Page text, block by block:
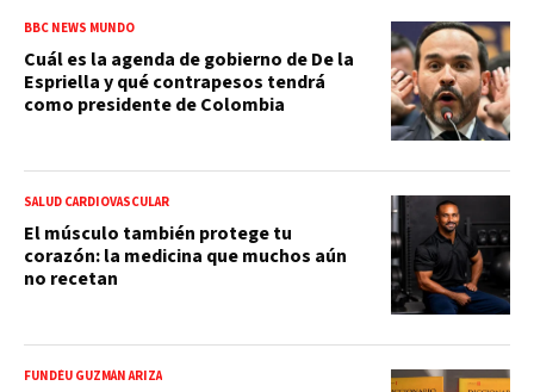
BBC NEWS MUNDO
Cuál es la agenda de gobierno de De la
Espriella y qué contrapesos tendrá
como presidente de Colombia
SALUD CARDIOVASCULAR
El músculo también protege tu
corazón: la medicina que muchos aún
no recetan
FUNDÉU GUZMÁN ARIZA